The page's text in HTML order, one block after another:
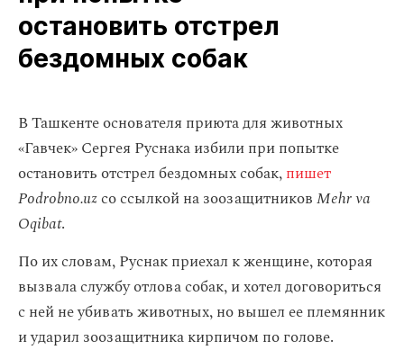
остановить отстрел
бездомных собак
В Ташкенте основателя приюта для животных
«Гавчек» Сергея Руснака избили при попытке
остановить отстрел бездомных собак,пишет
Podrobno.uzсо ссылкой на зоозащитниковMehr va
Oqibat.
По их словам, Руснак приехал к женщине, которая
вызвала службу отлова собак, и хотел договориться
с ней не убивать животных, но вышел ее племянник
и ударил зоозащитника кирпичом по голове.